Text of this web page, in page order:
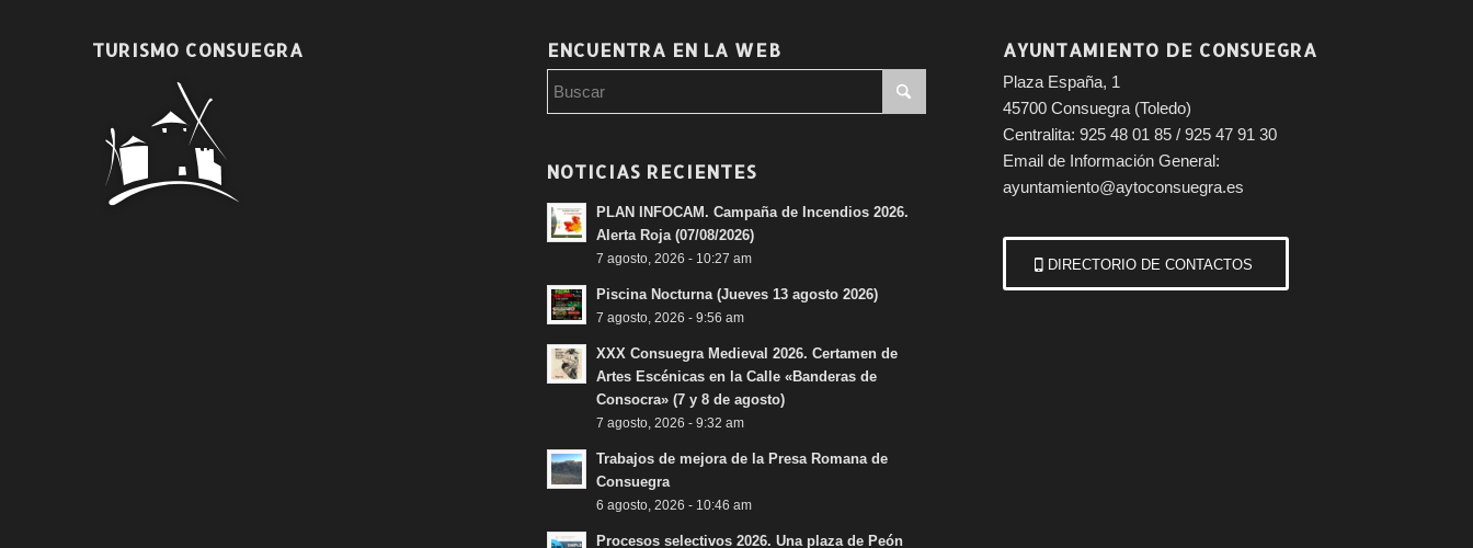
TURISMO CONSUEGRA ENCUENTRA EN LA WEB
NOTICIAS RECIENTES
PLAN INFOCAM. Campaña de Incendios 2026.
Alerta Roja (07/08/2026)
7 agosto, 2026 - 10:27 am
Piscina Nocturna (Jueves 13 agosto 2026)
7 agosto, 2026 - 9:56 am
XXX Consuegra Medieval 2026. Certamen de
Artes Escénicas en la Calle «Banderas de
Consocra» (7 y 8 de agosto)
7 agosto, 2026 - 9:32 am
Trabajos de mejora de la Presa Romana de
Consuegra
6 agosto, 2026 - 10:46 am
Procesos selectivos 2026. Una plaza de Peón
AYUNTAMIENTO DE CONSUEGRA
Plaza España, 1
45700 Consuegra (Toledo)
Centralita: 925 48 01 85 / 925 47 91 30
Email de Información General:
ayuntamiento@aytoconsuegra.es
DIRECTORIO DE CONTACTOS